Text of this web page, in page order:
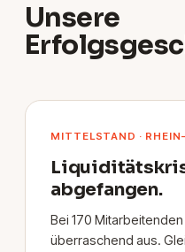
Unsere
MITTELSTAND ·
abgefangen.
Bei 170
überraschend aus.